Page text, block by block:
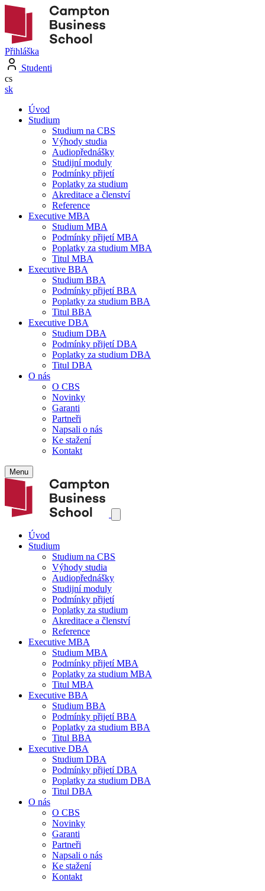
Přihláška
Studenti
cs
sk
Úvod
Studium
Studium na CBS
Výhody studia
Audiopřednášky
Studijní moduly
Podmínky přijetí
Poplatky za studium
Akreditace a členství
Reference
Executive MBA
Studium MBA
Podmínky přijetí MBA
Poplatky za studium MBA
Titul MBA
Executive BBA
Studium BBA
Podmínky přijetí BBA
Poplatky za studium BBA
Titul BBA
Executive DBA
Studium DBA
Podmínky přijetí DBA
Poplatky za studium DBA
Titul DBA
O nás
O CBS
Novinky
Garanti
Partneři
Napsali o nás
Ke stažení
Kontakt
Menu
Úvod
Studium
Studium na CBS
Výhody studia
Audiopřednášky
Studijní moduly
Podmínky přijetí
Poplatky za studium
Akreditace a členství
Reference
Executive MBA
Studium MBA
Podmínky přijetí MBA
Poplatky za studium MBA
Titul MBA
Executive BBA
Studium BBA
Podmínky přijetí BBA
Poplatky za studium BBA
Titul BBA
Executive DBA
Studium DBA
Podmínky přijetí DBA
Poplatky za studium DBA
Titul DBA
O nás
O CBS
Novinky
Garanti
Partneři
Napsali o nás
Ke stažení
Kontakt